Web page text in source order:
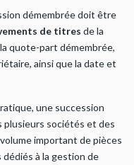
démembrée doit être
de titres de la
quote-part démembrée,
ainsi que la date et
une succession
plusieurs sociétés et des
important de pièces
à la gestion de